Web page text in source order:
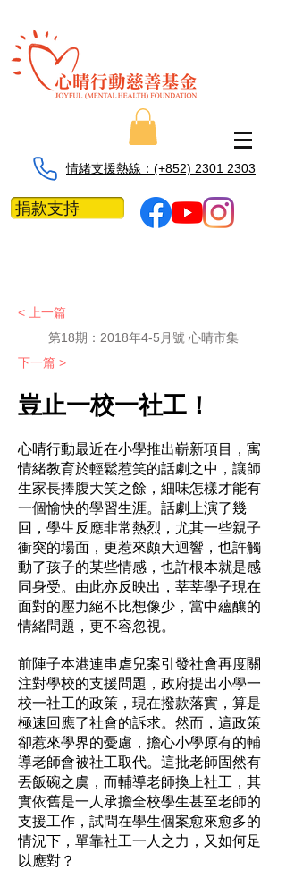
情緒支援熱線：​​(+852) 2301 2303
捐款支持
< 上一篇
第18期：2018年4-5月號 心晴市集
下一篇 >
豈止一校一社工！
心晴行動最近在小學推出嶄新項目，寓
情緒教育於輕鬆惹笑的話劇之中，讓師
生家長捧腹大笑之餘，細味怎樣才能有
一個愉快的學習生涯。話劇上演了幾
回，學生反應非常熱烈，尤其一些親子
衝突的場面，更惹來頗大迴響，也許觸
動了孩子的某些情感，也許根本就是感
同身受。由此亦反映出，莘莘學子現在
面對的壓力絕不比想像少，當中蘊釀的
情緒問題，更不容忽視。
前陣子本港連串虐兒案引發社會再度關
注對學校的支援問題，政府提出小學一
校一社工的政策，現在撥款落實，算是
極速回應了社會的訴求。然而，這政策
卻惹來學界的憂慮，擔心小學原有的輔
導老師會被社工取代。這批老師固然有
丟飯碗之虞，而輔導老師換上社工，其
實依舊是一人承擔全校學生甚至老師的
支援工作，試問在學生個案愈來愈多的
情況下，單靠社工一人之力，又如何足
以應對？